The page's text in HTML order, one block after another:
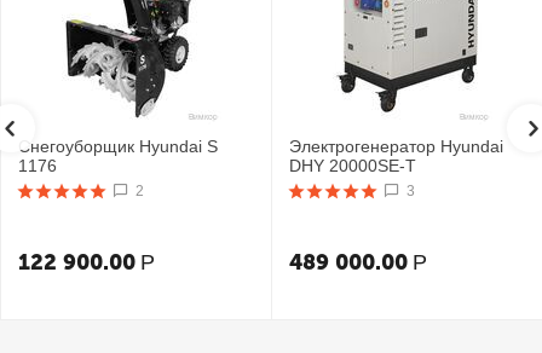
Снегоуборщик Hyundai S
1176
2
122 900.00 Р
Электрогенератор Hyundai
DHY 20000SE-T
3
489 000.00 Р